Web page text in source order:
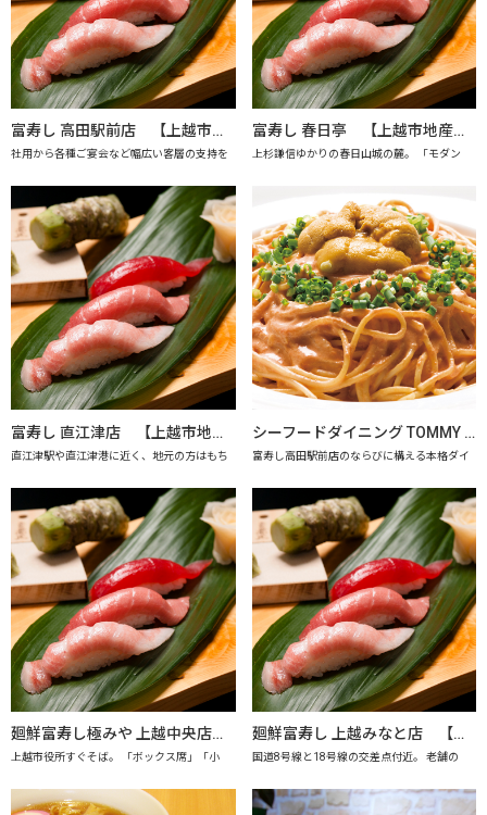
富寿し 高田駅前店 【上越市地産地消の店認定店】
社用から各種ご宴会など幅広い客層の支持を
富寿し 春日亭 【上越市地産地消の店認定店】
上杉謙信ゆかりの春日山城の麓。 「モダン
富寿し 直江津店 【上越市地産地消の店認定店】
直江津駅や直江津港に近く、地元の方はもち
シーフードダイニング TOMMY SAY 【上越市地産地消推進の店認定店】
富寿し高田駅前店のならびに構える本格ダイ
廻鮮富寿し極みや 上越中央店 【上越市地産地消の店認定店】
上越市役所すぐそば。 「ボックス席」「小
廻鮮富寿し 上越みなと店 【上越市地産地消の店認定店】
国道8号線と18号線の交差点付近。 老舗の